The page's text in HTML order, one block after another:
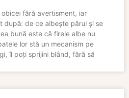
fără avertisment, iar
după: de ce albește părul și se
bună este că firele albe nu
lor stă un mecanism pe
îl poți sprijini blând, fără să